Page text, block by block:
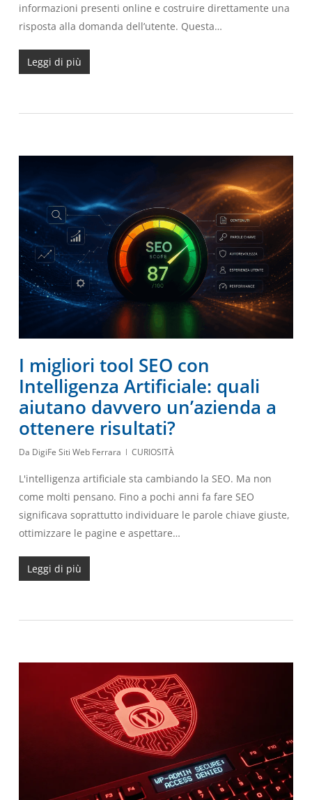
informazioni presenti online e costruire direttamente una
risposta alla domanda dell’utente. Questa…
Leggi di più
I migliori tool SEO con
Intelligenza Artificiale: quali
aiutano davvero un’azienda a
ottenere risultati?
Da DigiFe Siti Web Ferrara CURIOSITÀ
L'intelligenza artificiale sta cambiando la SEO. Ma non
come molti pensano. Fino a pochi anni fa fare SEO
significava soprattutto individuare le parole chiave giuste,
ottimizzare le pagine e aspettare…
Leggi di più